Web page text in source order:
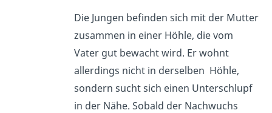
Die Jungen befinden sich mit der Mutter
zusammen in einer Höhle, die vom
Vater gut bewacht wird. Er wohnt
allerdings nicht in derselben Höhle,
sondern sucht sich einen Unterschlupf
in der Nähe. Sobald der Nachwuchs